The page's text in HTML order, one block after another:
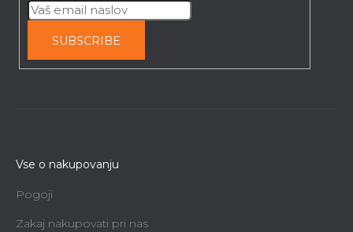
SUBSCRIBE
Vse o nakupovanju
Pogoji
Zakaj nakupovati pri nas